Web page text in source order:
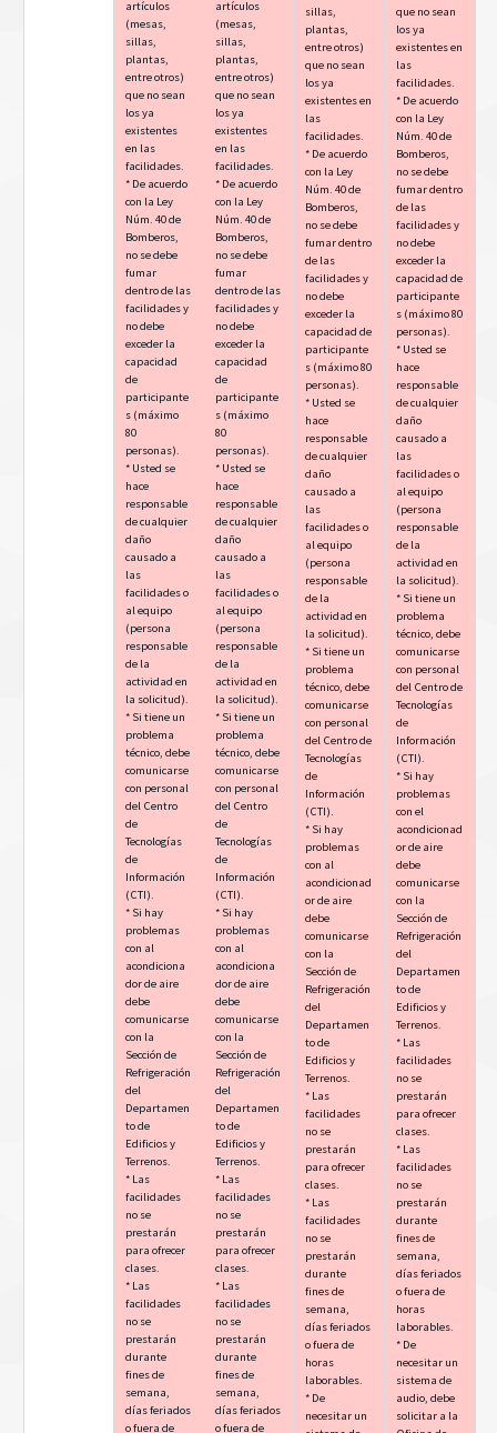
artículos
(mesas,
sillas,
plantas,
entre otros)
que no sean
los ya
existentes
en las
facilidades.
* De acuerdo
con la Ley
Núm. 40 de
Bomberos,
no se debe
fumar
dentro de las
facilidades y
no debe
exceder la
capacidad
de
participante
s (máximo
80
personas).
* Usted se
hace
responsable
de cualquier
daño
causado a
las
facilidades o
al equipo
(persona
responsable
de la
actividad en
la solicitud).
* Si tiene un
problema
técnico, debe
comunicarse
con personal
del Centro
de
Tecnologías
de
Información
(CTI).
* Si hay
problemas
con al
acondiciona
dor de aire
debe
comunicarse
con la
Sección de
Refrigeración
del
Departamen
to de
Edificios y
Terrenos.
* Las
facilidades
no se
prestarán
para ofrecer
clases.
* Las
facilidades
no se
prestarán
durante
fines de
semana,
días feriados
o fuera de
artículos
(mesas,
sillas,
plantas,
entre otros)
que no sean
los ya
existentes
en las
facilidades.
* De acuerdo
con la Ley
Núm. 40 de
Bomberos,
no se debe
fumar
dentro de las
facilidades y
no debe
exceder la
capacidad
de
participante
s (máximo
80
personas).
* Usted se
hace
responsable
de cualquier
daño
causado a
las
facilidades o
al equipo
(persona
responsable
de la
actividad en
la solicitud).
* Si tiene un
problema
técnico, debe
comunicarse
con personal
del Centro
de
Tecnologías
de
Información
(CTI).
* Si hay
problemas
con al
acondiciona
dor de aire
debe
comunicarse
con la
Sección de
Refrigeración
del
Departamen
to de
Edificios y
Terrenos.
* Las
facilidades
no se
prestarán
para ofrecer
clases.
* Las
facilidades
no se
prestarán
durante
fines de
semana,
días feriados
o fuera de
sillas,
plantas,
entre otros)
que no sean
los ya
existentes en
las
facilidades.
* De acuerdo
con la Ley
Núm. 40 de
Bomberos,
no se debe
fumar dentro
de las
facilidades y
no debe
exceder la
capacidad de
participante
s (máximo 80
personas).
* Usted se
hace
responsable
de cualquier
daño
causado a
las
facilidades o
al equipo
(persona
responsable
de la
actividad en
la solicitud).
* Si tiene un
problema
técnico, debe
comunicarse
con personal
del Centro de
Tecnologías
de
Información
(CTI).
* Si hay
problemas
con al
acondicionad
or de aire
debe
comunicarse
con la
Sección de
Refrigeración
del
Departamen
to de
Edificios y
Terrenos.
* Las
facilidades
no se
prestarán
para ofrecer
clases.
* Las
facilidades
no se
prestarán
durante
fines de
semana,
días feriados
o fuera de
horas
laborables.
* De
necesitar un
que no sean
los ya
existentes en
las
facilidades.
* De acuerdo
con la Ley
Núm. 40 de
Bomberos,
no se debe
fumar dentro
de las
facilidades y
no debe
exceder la
capacidad de
participante
s (máximo 80
personas).
* Usted se
hace
responsable
de cualquier
daño
causado a
las
facilidades o
al equipo
(persona
responsable
de la
actividad en
la solicitud).
* Si tiene un
problema
técnico, debe
comunicarse
con personal
del Centro de
Tecnologías
de
Información
(CTI).
* Si hay
problemas
con el
acondicionad
or de aire
debe
comunicarse
con la
Sección de
Refrigeración
del
Departamen
to de
Edificios y
Terrenos.
* Las
facilidades
no se
prestarán
para ofrecer
clases.
* Las
facilidades
no se
prestarán
durante
fines de
semana,
días feriados
o fuera de
horas
laborables.
* De
necesitar un
sistema de
audio, debe
solicitar a la